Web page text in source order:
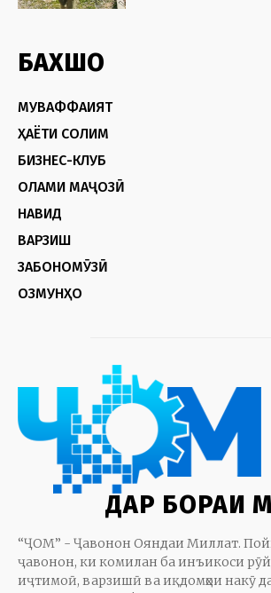
БАХШҲО
МУВАФФАҚИЯТ
ҲАЁТИ СОЛИМ
БИЗНЕС-КЛУБ
ОЛАМИ МАҶОЗӢ
НАВИД
ВАРЗИШ
ЗАБОНОМӮЗӢ
ОЗМУНҲО
ДАР БОРАИ
“ҶОМ” - Ҷавонон Ояндаи Миллат.
ҷавонон, ки комилан ба инъикоси
иҷтимоӣ, варзишӣ ва иқдомҳои накӯ